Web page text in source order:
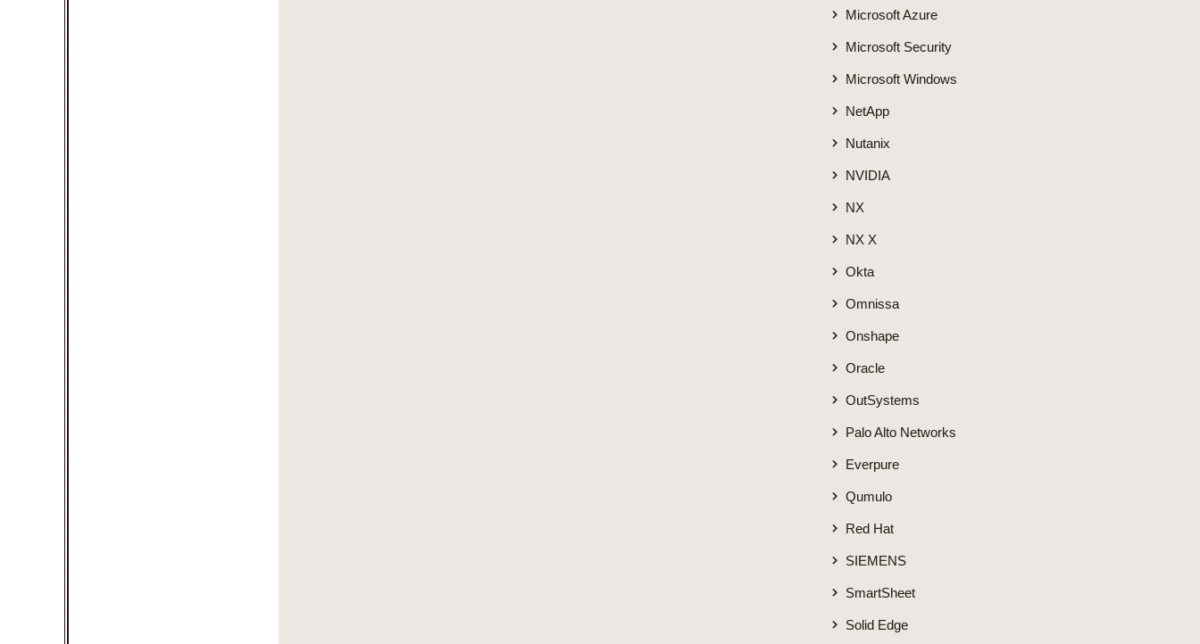
Microsoft Azure
Microsoft Security
Microsoft Windows
NetApp
Nutanix
NVIDIA
NX
NX X
Okta
Omnissa
Onshape
Oracle
OutSystems
Palo Alto Networks
Everpure
Qumulo
Red Hat
SIEMENS
SmartSheet
Solid Edge